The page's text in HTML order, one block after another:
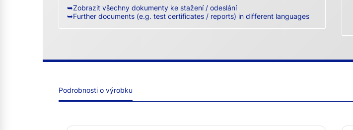
➥Zobrazit všechny dokumenty ke stažení / odeslání
➥Further documents (e.g. test certificates / reports) in different languages
Podrobnosti o výrobku